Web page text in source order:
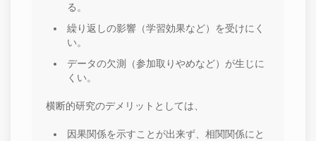
る。
繰り返しの影響（学習効果など）を受けにく
い。
データの欠測（参加取りやめなど）が生じに
くい。
横断的研究のデメリットとしては、
因果関係を示すことが出来ず、相関関係にと